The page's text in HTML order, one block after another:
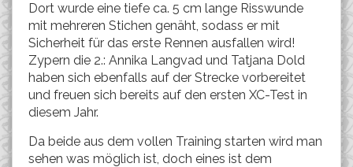
Dort wurde eine tiefe ca. 5 cm lange Risswunde
mit mehreren Stichen genäht, sodass er mit
Sicherheit für das erste Rennen ausfallen wird!
Zypern die 2.: Annika Langvad und Tatjana Dold
haben sich ebenfalls auf der Strecke vorbereitet
und freuen sich bereits auf den ersten XC-Test in
diesem Jahr.
Da beide aus dem vollen Training starten wird man
sehen was möglich ist, doch eines ist dem